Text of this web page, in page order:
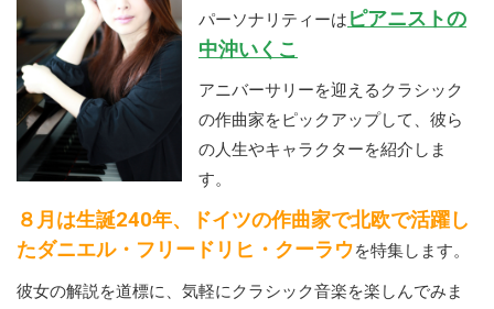
パーソナリティーは ピアニストの
中沖いくこ
アニバーサリーを迎えるクラシック
の作曲家をピックアップして、彼ら
の人生やキャラクターを紹介しま
す。
８月は生誕240年、ドイツの作曲家で北欧で活躍し
たダニエル・フリードリヒ・クーラウを特集します。
彼女の解説を道標に、気軽にクラシック音楽を楽しんでみま